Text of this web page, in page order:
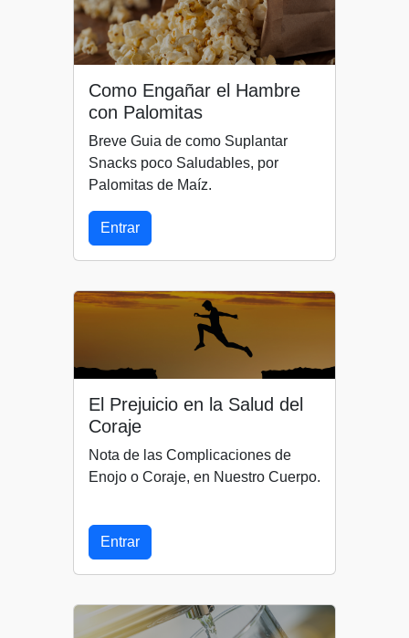
Como Engañar el Hambre
con Palomitas
Breve Guia de como Suplantar
Snacks poco Saludables, por
Palomitas de Maíz.
Entrar
El Prejuicio en la Salud del
Coraje
Nota de las Complicaciones de
Enojo o Coraje, en Nuestro Cuerpo.
Entrar